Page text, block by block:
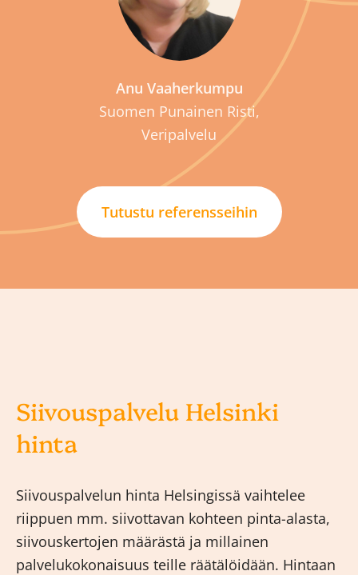
Anu Vaaherkumpu
Suomen Punainen Risti,
Veripalvelu
Tutustu referensseihin
Siivouspalvelu Helsinki
hinta
Siivouspalvelun hinta Helsingissä vaihtelee
riippuen mm. siivottavan kohteen pinta-alasta,
siivouskertojen määrästä ja millainen
palvelukokonaisuus teille räätälöidään. Hintaan